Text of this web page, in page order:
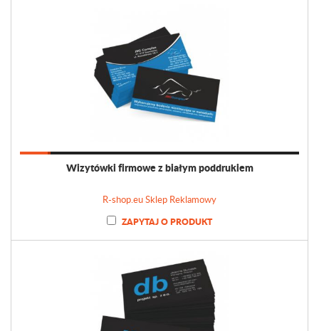
Wizytówki firmowe z białym poddrukiem
R-shop.eu Sklep Reklamowy
ZAPYTAJ O PRODUKT